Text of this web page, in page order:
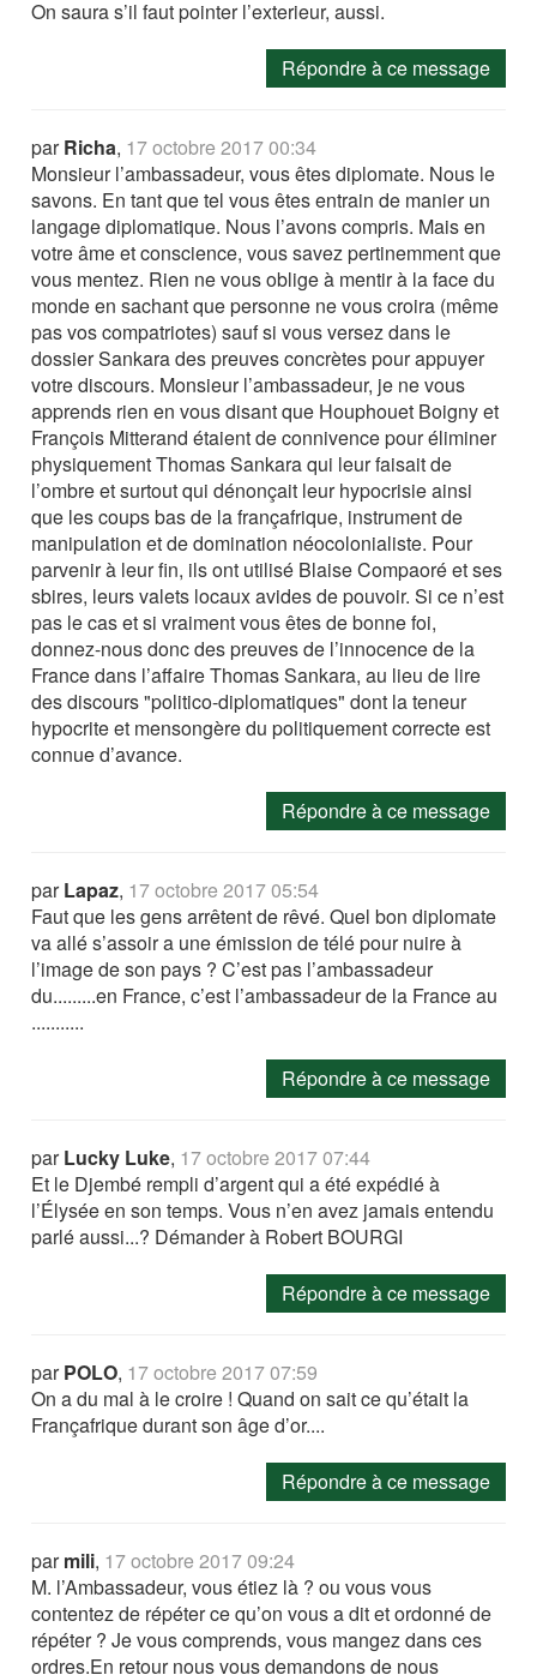
On saura s’il faut pointer l’exterieur, aussi.
Répondre à ce message
parRicha, 17 octobre 2017 00:34
Monsieur l’ambassadeur, vous êtes diplomate. Nous le
savons. En tant que tel vous êtes entrain de manier un
langage diplomatique. Nous l’avons compris. Mais en
votre âme et conscience, vous savez pertinemment que
vous mentez. Rien ne vous oblige à mentir à la face du
monde en sachant que personne ne vous croira (même
pas vos compatriotes) sauf si vous versez dans le
dossier Sankara des preuves concrètes pour appuyer
votre discours. Monsieur l’ambassadeur, je ne vous
apprends rien en vous disant que Houphouet Boigny et
François Mitterand étaient de connivence pour éliminer
physiquement Thomas Sankara qui leur faisait de
l’ombre et surtout qui dénonçait leur hypocrisie ainsi
que les coups bas de la françafrique, instrument de
manipulation et de domination néocolonialiste. Pour
parvenir à leur fin, ils ont utilisé Blaise Compaoré et ses
sbires, leurs valets locaux avides de pouvoir. Si ce n’est
pas le cas et si vraiment vous êtes de bonne foi,
donnez-nous donc des preuves de l’innocence de la
France dans l’affaire Thomas Sankara, au lieu de lire
des discours "politico-diplomatiques" dont la teneur
hypocrite et mensongère du politiquement correcte est
connue d’avance.
Répondre à ce message
parLapaz, 17 octobre 2017 05:54
Faut que les gens arrêtent de rêvé. Quel bon diplomate
va allé s’assoir a une émission de télé pour nuire à
l’image de son pays ? C’est pas l’ambassadeur
du.........en France, c’est l’ambassadeur de la France au
...........
Répondre à ce message
parLucky Luke, 17 octobre 2017 07:44
Et le Djembé rempli d’argent qui a été expédié à
l’Élysée en son temps. Vous n’en avez jamais entendu
parlé aussi...? Démander à Robert BOURGI
Répondre à ce message
parPOLO, 17 octobre 2017 07:59
On a du mal à le croire ! Quand on sait ce qu’était la
Françafrique durant son âge d’or....
Répondre à ce message
parmili, 17 octobre 2017 09:24
M. l’Ambassadeur, vous étiez là ? ou vous vous
contentez de répéter ce qu’on vous a dit et ordonné de
répéter ? Je vous comprends, vous mangez dans ces
ordres.En retour nous vous demandons de nous